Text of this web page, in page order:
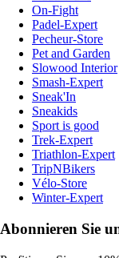
On-Fight
Padel-Expert
Pecheur-Store
Pet and Garden
Slowood Interior
Smash-Expert
Sneak'In
Sneakids
Sport is good
Trek-Expert
Triathlon-Expert
TripNBikers
Vélo-Store
Winter-Expert
Abonnieren Sie